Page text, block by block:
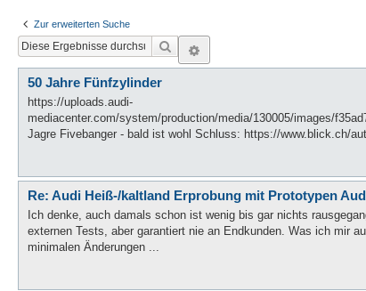
Zur erweiterten Suche
Suche
50 Jahre Fünfzylinder
https://uploads.audi-
mediacenter.com/system/production/media/130005/images/
Jagre Fivebanger - bald ist wohl Schluss: https://www.blick.ch/
Re: Audi Heiß-/kaltland Erprobung mit Prototypen
Ich denke, auch damals schon ist wenig bis gar nichts
externen Tests, aber garantiert nie an Endkunden. Was ich mir
minimalen Änderungen ...